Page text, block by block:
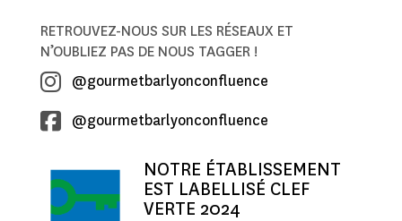
RETROUVEZ-NOUS SUR LES RÉSEAUX ET
N’OUBLIEZ PAS DE NOUS TAGGER !
@gourmetbarlyonconfluence
@gourmetbarlyonconfluence
NOTRE ÉTABLISSEMENT
EST LABELLISÉ CLEF
VERTE 2024